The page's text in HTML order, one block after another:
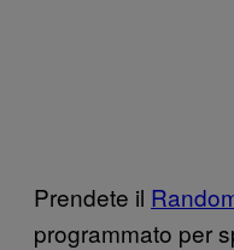
Prendete il
programmato per